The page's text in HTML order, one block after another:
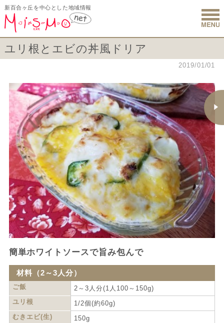
新百合ヶ丘を中心とした地域情報
新百合ヶ
ユリ根とエビの丼風ドリア
2019/01/01
簡単ホワイトソースで旨み包んで
材料（2～3人分）
ご飯
2～3人分(1人100～150g)
ユリ根
1/2個(約60g)
むきエビ(生)
150g